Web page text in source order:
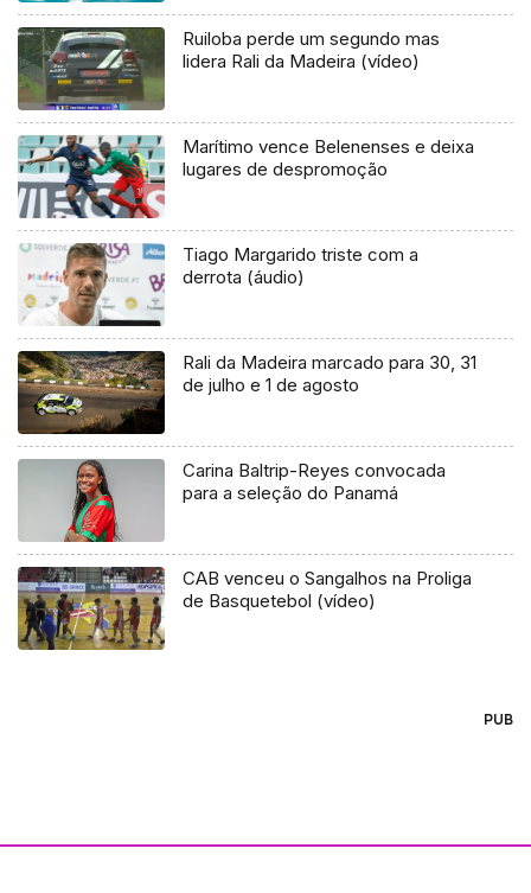
Ruiloba perde um segundo mas
lidera Rali da Madeira (vídeo)
Marítimo vence Belenenses e deixa
lugares de despromoção
Tiago Margarido triste com a
derrota (áudio)
Rali da Madeira marcado para 30, 31
de julho e 1 de agosto
Carina Baltrip-Reyes convocada
para a seleção do Panamá
CAB venceu o Sangalhos na Proliga
de Basquetebol (vídeo)
PUB